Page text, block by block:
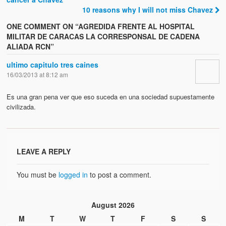
10 reasons why I will not miss Chavez
ONE COMMENT ON “AGREDIDA FRENTE AL HOSPITAL
MILITAR DE CARACAS LA CORRESPONSAL DE CADENA
ALIADA RCN”
ultimo capitulo tres caines
16/03/2013 at 8:12 am
Es una gran pena ver que eso suceda en una sociedad supuestamente
civilizada.
LEAVE A REPLY
You must be logged in to post a comment.
August 2026
M
T W T F S S